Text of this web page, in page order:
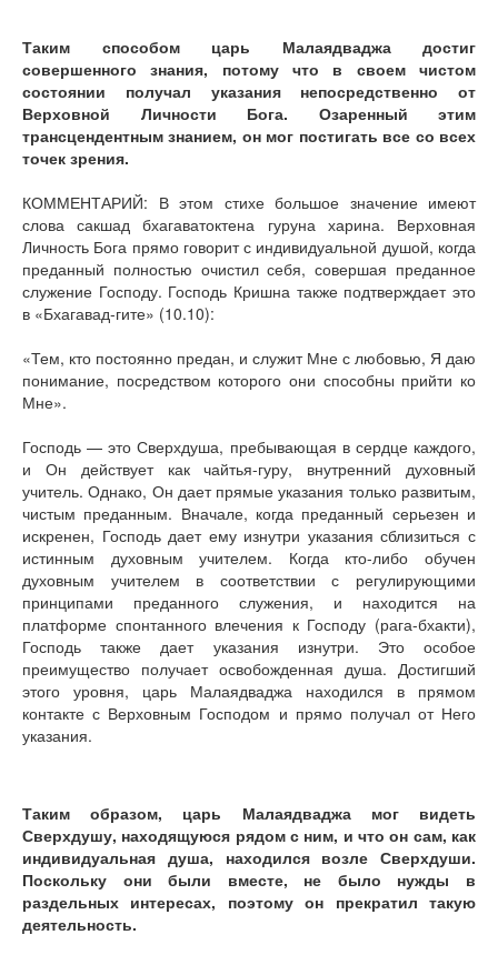
Таким способом царь Малаядваджа достиг
совершенного знания, потому что в своем чистом
состоянии получал указания непосредственно от
Верховной Личности Бога. Озаренный этим
трансцендентным знанием, он мог постигать все со всех
точек зрения.
КОММЕНТАРИЙ: В этом стихе большое значение имеют
слова сакшад бхагаватоктена гуруна харина. Верховная
Личность Бога прямо говорит с индивидуальной душой, когда
преданный полностью очистил себя, совершая преданное
служение Господу. Господь Кришна также подтверждает это
в «Бхагавад-гите» (10.10):
«Тем, кто постоянно предан, и служит Мне с любовью, Я даю
понимание, посредством которого они способны прийти ко
Мне».
Господь — это Сверхдуша, пребывающая в сердце каждого,
и Он действует как чайтья-гуру, внутренний духовный
учитель. Однако, Он дает прямые указания только развитым,
чистым преданным. Вначале, когда преданный серьезен и
искренен, Господь дает ему изнутри указания сблизиться с
истинным духовным учителем. Когда кто-либо обучен
духовным учителем в соответствии с регулирующими
принципами преданного служения, и находится на
платформе спонтанного влечения к Господу (рага-бхакти),
Господь также дает указания изнутри. Это особое
преимущество получает освобожденная душа. Достигший
этого уровня, царь Малаядваджа находился в прямом
контакте с Верховным Господом и прямо получал от Него
указания.
Таким образом, царь Малаядваджа мог видеть
Сверхдушу, находящуюся рядом с ним, и что он сам, как
индивидуальная душа, находился возле Сверхдуши.
Поскольку они были вместе, не было нужды в
раздельных интересах, поэтому он прекратил такую
деятельность.